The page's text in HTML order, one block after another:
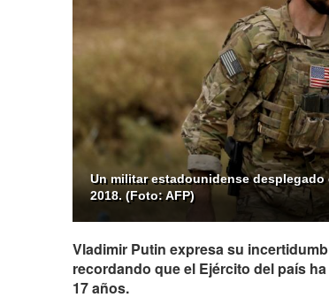
Un militar estadounidense
2018. (Foto: AFP)
Vladimir Putin expresa su
recordando que el Ejército del país
17 años.